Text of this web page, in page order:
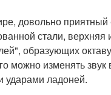
довольно приятный
стали, верхняя
образующих
можно изменять
ударами ладоней.